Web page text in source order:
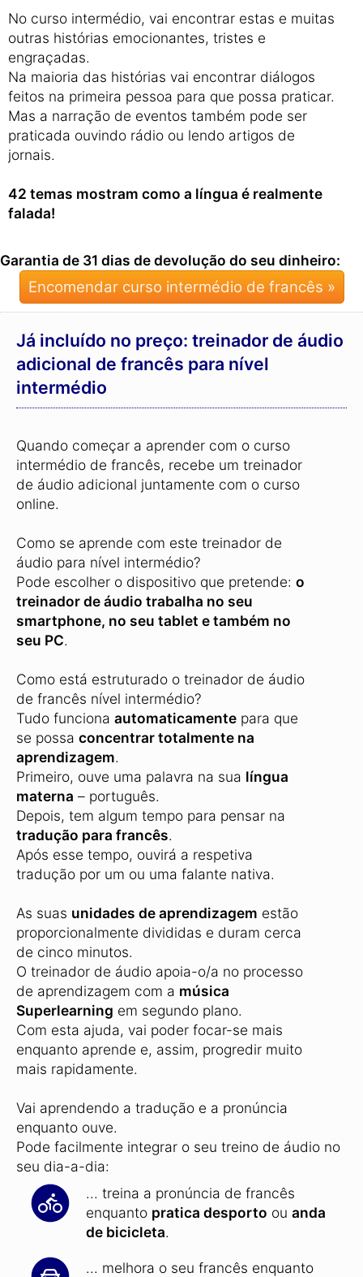
No curso intermédio, vai encontrar estas e muitas
outras histórias emocionantes, tristes e
engraçadas.
Na maioria das histórias vai encontrar diálogos
feitos na primeira pessoa para que possa praticar.
Mas a narração de eventos também pode ser
praticada ouvindo rádio ou lendo artigos de
jornais.
42 temas mostram como a língua é realmente
falada!
Garantia de 31 dias de devolução do seu dinheiro:
Encomendar curso intermédio de francês »
Já incluído no preço: treinador de áudio
adicional de francês para nível
intermédio
Quando começar a aprender com o curso
intermédio de francês, recebe um treinador
de áudio adicional juntamente com o curso
online.
Como se aprende com este treinador de
áudio para nível intermédio?
Pode escolher o dispositivo que pretende: o
treinador de áudio trabalha no seu
smartphone, no seu tablet e também no
seu PC.
Como está estruturado o treinador de áudio
de francês nível intermédio?
Tudo funciona automaticamente para que
se possa concentrar totalmente na
aprendizagem.
Primeiro, ouve uma palavra na sua língua
materna – português.
Depois, tem algum tempo para pensar na
tradução para francês.
Após esse tempo, ouvirá a respetiva
tradução por um ou uma falante nativa.
As suas unidades de aprendizagem estão
proporcionalmente divididas e duram cerca
de cinco minutos.
O treinador de áudio apoia-o/a no processo
de aprendizagem com a música
Superlearning em segundo plano.
Com esta ajuda, vai poder focar-se mais
enquanto aprende e, assim, progredir muito
mais rapidamente.
Vai aprendendo a tradução e a pronúncia
enquanto ouve.
Pode facilmente integrar o seu treino de áudio no
seu dia-a-dia:
... treina a pronúncia de francês
enquanto pratica desporto ou anda
de bicicleta.
... melhora o seu francês enquanto